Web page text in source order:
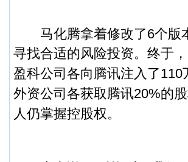
马化腾拿着修改了6个版
寻找合适的风险投资。 终于
盈科公司各向腾讯注入了
外资公司各获取腾讯20%的
人仍掌握控股权。